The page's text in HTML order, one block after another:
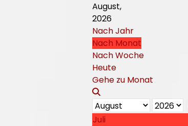
August,
2026
Nach Jahr
Nach Monat
Nach Woche
Heute
Gehe zu Monat
Juli